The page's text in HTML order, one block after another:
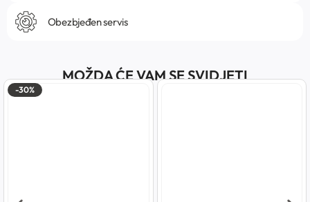
Obezbjeđen servis
MOŽDA ĆE VAM SE SVIDJETI
-30%